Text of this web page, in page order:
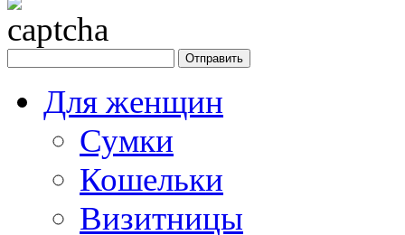
Для женщин
Сумки
Кошельки
Визитницы